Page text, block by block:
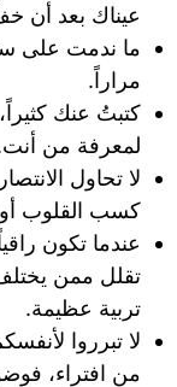
عيناك بعد أن
ما ندمت على
مراراً.
ﻛﺘﺒﺖُ ﻋﻨﻚ
ﻟﻤﻌﺮﻓﺔ ﻣﻦ
‏لا تحاول
كسب القلوب
‏عندما تكون
تقلل ممن
تربية عظيمة.
لا تبرروا
من افتراء،